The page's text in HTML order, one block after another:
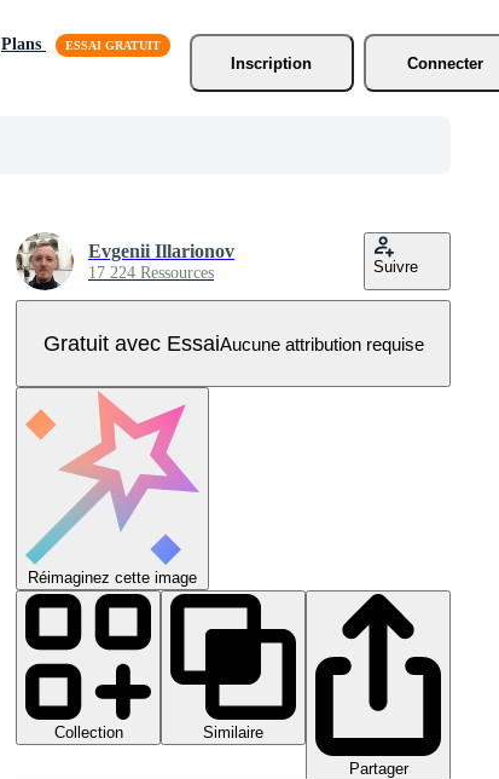
Plans
Inscription
Connecter
Evgenii Illarionov
17 224 Ressources Suivre
Gratuit avec EssaiAucune attribution requise
Réimaginez cette image
Collection
Similaire
Partager